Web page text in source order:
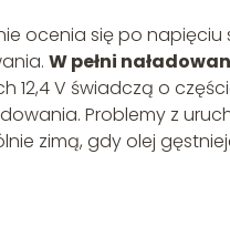
ocenia się po
W pełni
12,4 V świadczą o
Problemy z
zimą, gdy olej